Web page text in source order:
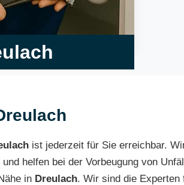
ist jederzeit für Sie erreichbar.
helfen bei der Vorbeugung von
in Dreulach. Wir sind die Experten